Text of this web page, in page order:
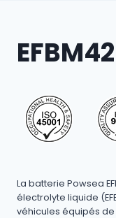
EFBM42
La batterie Powsea
électrolyte liquide
véhicules équipés